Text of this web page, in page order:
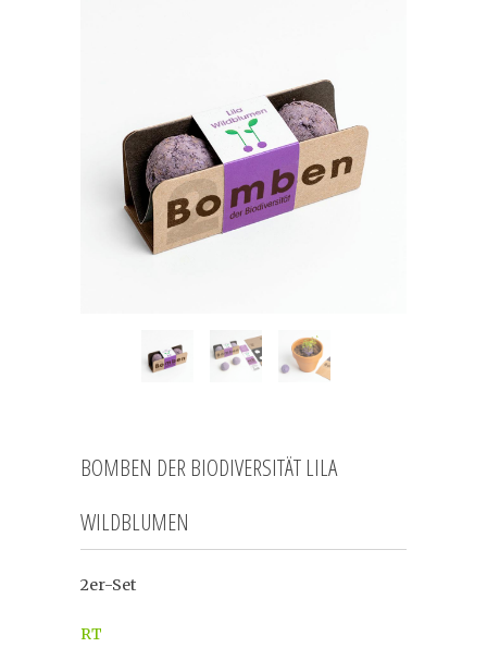
BOMBEN DER BIODIVERSITÄT LILA
WILDBLUMEN
2er-Set
RT